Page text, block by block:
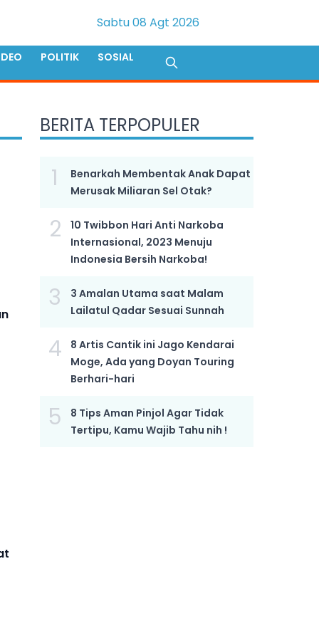
Sabtu 08 Agt 2026
POLITIK SOSIAL
BERITA TERPOPULER
1
Benarkah Membentak Anak Dapat
Merusak Miliaran Sel Otak?
2
10 Twibbon Hari Anti Narkoba
Internasional, 2023 Menuju
Indonesia Bersih Narkoba!
3
3 Amalan Utama saat Malam
Lailatul Qadar Sesuai Sunnah
4
8 Artis Cantik ini Jago Kendarai
Moge, Ada yang Doyan Touring
Berhari-hari
5
8 Tips Aman Pinjol Agar Tidak
Tertipu, Kamu Wajib Tahu nih !